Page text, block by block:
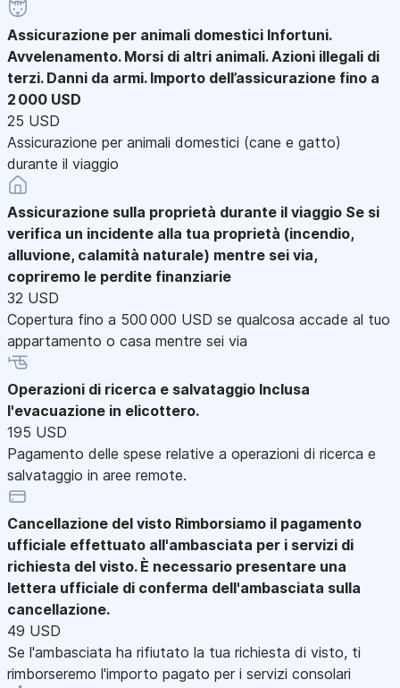
Assicurazione per animali domestici Infortuni.
Avvelenamento. Morsi di altri animali. Azioni illegali di
terzi. Danni da armi. Importo dell’assicurazione fino a
2 000 USD
25 USD
Assicurazione per animali domestici (cane e gatto)
durante il viaggio
Assicurazione sulla proprietà durante il viaggio Se si
verifica un incidente alla tua proprietà (incendio,
alluvione, calamità naturale) mentre sei via,
copriremo le perdite finanziarie
32 USD
Copertura fino a 500 000 USD se qualcosa accade al tuo
appartamento o casa mentre sei via
Operazioni di ricerca e salvataggio Inclusa
l'evacuazione in elicottero.
195 USD
Pagamento delle spese relative a operazioni di ricerca e
salvataggio in aree remote.
Cancellazione del visto Rimborsiamo il pagamento
ufficiale effettuato all'ambasciata per i servizi di
richiesta del visto. È necessario presentare una
lettera ufficiale di conferma dell'ambasciata sulla
cancellazione.
49 USD
Se l'ambasciata ha rifiutato la tua richiesta di visto, ti
rimborseremo l'importo pagato per i servizi consolari